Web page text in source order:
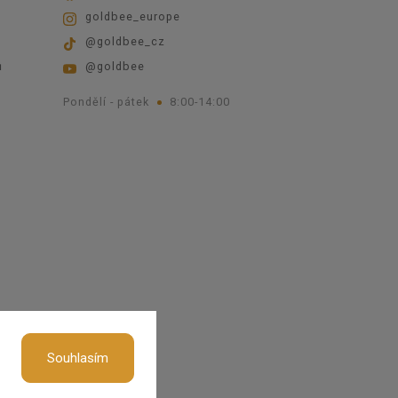
Souhlasím
goldbee_europe
@goldbee_cz
@goldbee
Pondělí - pátek 8:00-14:00